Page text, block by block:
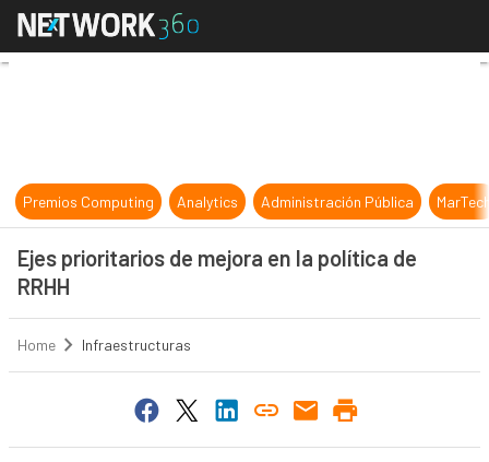
Ejes prioritarios de mejora en la
Premios Computing Analytics Administración Pública
Ejes prioritarios de mejora en la política de
RRHH
Home Infraestructuras